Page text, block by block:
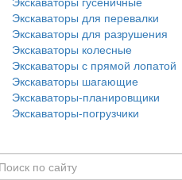
Экскаваторы для перевалки
Экскаваторы для разрушения
Экскаваторы колесные
Экскаваторы с прямой лопатой
Экскаваторы шагающие
Экскаваторы-планировщики
Экскаваторы-погрузчики